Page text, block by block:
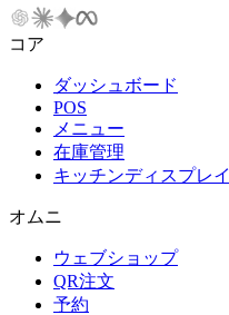
コア
ダッシュボード
POS
メニュー
在庫管理
キッチンディスプレイ
オムニ
ウェブショップ
QR注文
予約